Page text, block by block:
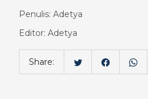
Penulis: Adetya
Editor: Adetya
Share: